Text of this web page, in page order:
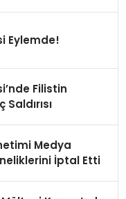
Eylemde!
Filistin
Medya
İptal Etti